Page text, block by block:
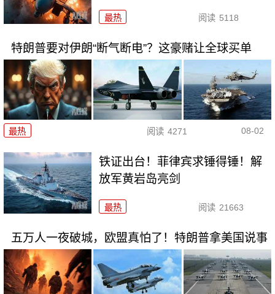
最热 阅读 5118
特朗普要对伊朗“断气断电”？这豪赌让全球买单
最热 阅读 4271 08-02
铁证出台！菲律宾求锤得锤！解
放军黄岩岛亮剑
最热 阅读 21663
五万人一夜破城，欧盟真怕了！特朗普拿美国说事